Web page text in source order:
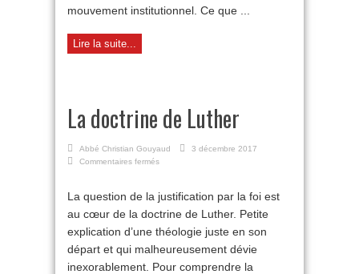
mouvement institutionnel. Ce que ...
Lire la suite...
La doctrine de Luther
Abbé Christian Gouyaud
3 décembre 2017
Commentaires fermés
de
Luther
La question de la justification par la foi est
au cœur de la doctrine de Luther. Petite
explication d’une théologie juste en son
départ et qui malheureusement dévie
inexorablement. Pour comprendre la